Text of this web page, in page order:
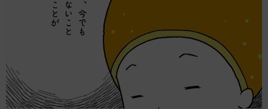
2025年8月18日。11代目ユウユウ搬入の様子（かごしま水族館提供）